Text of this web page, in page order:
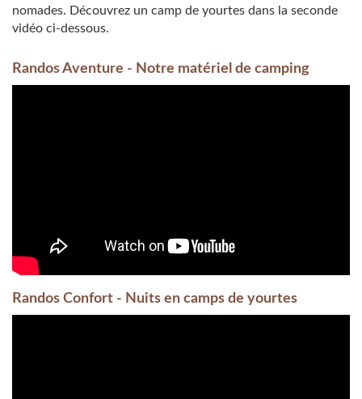
nomades. Découvrez un camp de yourtes dans la seconde
vidéo ci-dessous.
Randos Aventure - Notre matériel de camping
Randos Confort - Nuits en camps de yourtes